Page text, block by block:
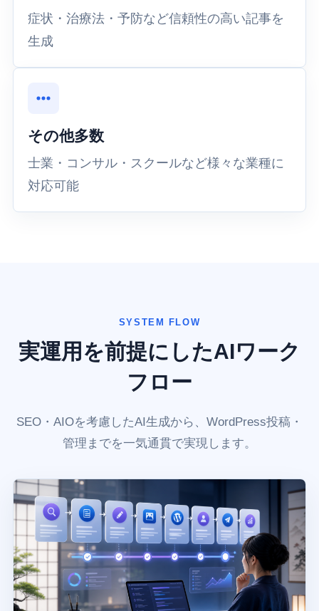
症状・治療法・予防など信頼性の高い記事を
生成
その他多数
士業・コンサル・スクールなど様々な業種に
対応可能
SYSTEM FLOW
実運用を前提にしたAIワーク
フロー
SEO・AIOを考慮したAI生成から、WordPress投稿・
管理までを一気通貫で実現します。